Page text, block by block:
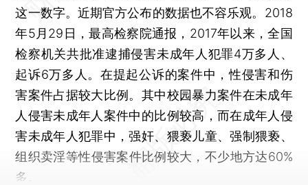
这一数字。近期官方公布的数据也不容乐观。2018
年5月29日，最高检察院通报，2017年以来，全国
检察机关共批准逮捕侵害未成年人犯罪4万多人、
起诉6万多人。在提起公诉的案件中，性侵害和伤
害案件占据较大比例。其中校园暴力案件在未成年
人侵害未成年人案件中的比例较高，而在成年人侵
害未成年人犯罪中，强奸、猥亵儿童、强制猥亵、
组织卖淫等性侵害案件比例较大，不少地方达60%
多。